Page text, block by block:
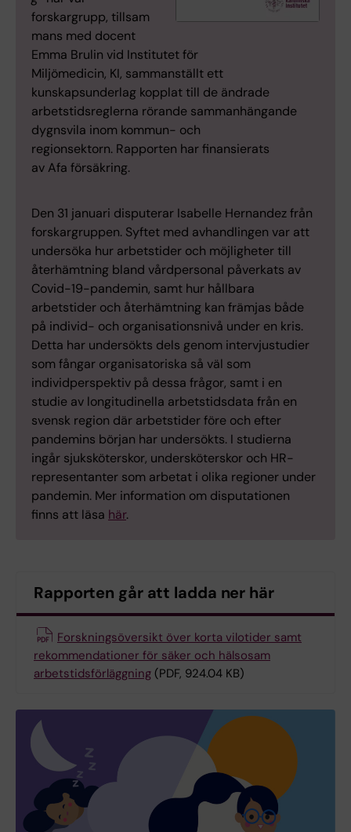
forskargrupp, tillsam
mans med docent
Emma Brulin vid Institutet för
Miljömedicin, KI, sammanställt ett
kunskapsunderlag kopplat till de ändrade
arbetstidsreglerna rörande sammanhängande
dygnsvila inom kommun- och
regionsektorn. Rapporten har finansierats
av Afa försäkring.
Den 31 januari disputerar Isabelle Hernandez från
forskargruppen. Syftet med avhandlingen var att
undersöka hur arbetstider och möjligheter till
återhämtning bland vårdpersonal påverkats av
Covid-19-pandemin, samt hur hållbara
arbetstider och återhämtning kan främjas både
på individ- och organisationsnivå under en kris.
Detta har undersökts dels genom intervjustudier
som fångar organisatoriska så väl som
individperspektiv på dessa frågor, samt i en
studie av longitudinella arbetstidsdata från en
svensk region där arbetstider före och efter
pandemins början har undersökts. I studierna
ingår sjuksköterskor, undersköterskor och HR-
representanter som arbetat i olika regioner under
pandemin. Mer information om disputationen
finns att läsa här.
Rapporten går att ladda ner här
Forskningsöversikt över korta vilotider samt
rekommendationer för säker och hälsosam
arbetstidsförläggning (PDF, 924.04 KB)